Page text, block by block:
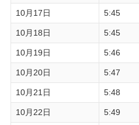
10月17日 5:45
10月18日 5:45
10月19日 5:46
10月20日 5:47
10月21日 5:48
10月22日 5:49